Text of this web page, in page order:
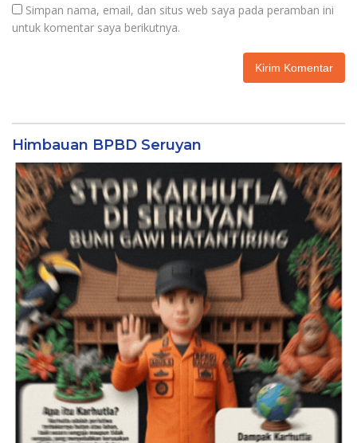
Simpan nama, email, dan situs web saya pada peramban ini
untuk komentar saya berikutnya.
Himbauan BPBD Seruyan